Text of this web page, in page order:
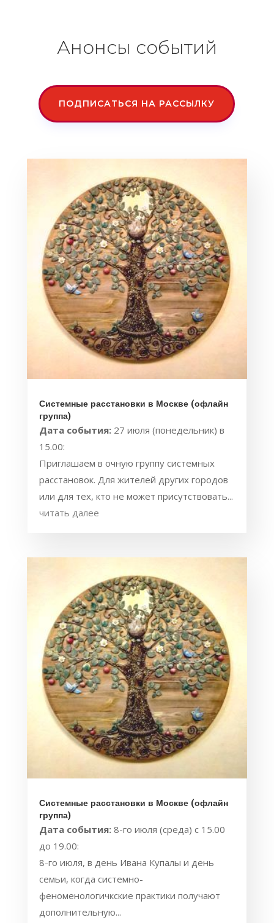
Анонсы событий
ПОДПИСАТЬСЯ НА РАССЫЛКУ
Системные расстановки в Москве (офлайн
группа)
Дата события: 27 июля (понедельник) в
15.00:
Приглашаем в очную группу системных
расстановок. Для жителей других городов
или для тех, кто не может присутствовать...
читать далее
Системные расстановки в Москве (офлайн
группа)
Дата события: 8-го июля (среда) с 15.00
до 19.00:
8-го июля, в день Ивана Купалы и день
семьи, когда системно-
феноменологичкские практики получают
дополнительную...